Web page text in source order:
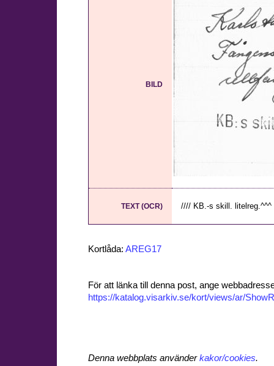
BILD
TEXT (OCR) //// KB.-s skill. litelreg.^^^
Kortlåda: AREG17
För att länka till denna post, ange
https://katalog.visarkiv.se/kort/views/ar/
Denna webbplats använderkakor/cookies.